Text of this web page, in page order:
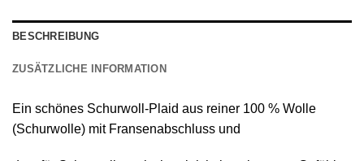
BESCHREIBUNG
ZUSÄTZLICHE INFORMATION
Ein schönes Schurwoll-Plaid aus reiner 100 % Wolle
(Schurwolle) mit Fransenabschluss und